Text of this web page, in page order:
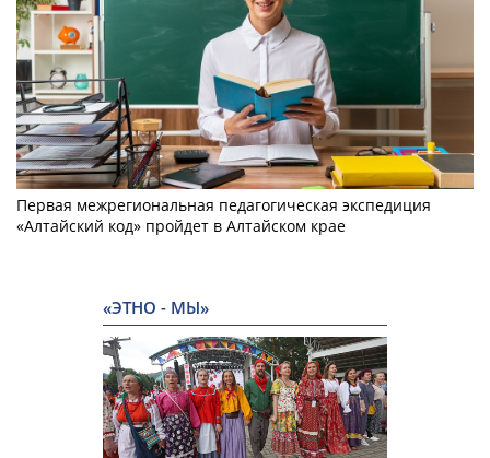
Первая межрегиональная педагогическая экспедиция
«Алтайский код» пройдет в Алтайском крае
«ЭТНО - МЫ»